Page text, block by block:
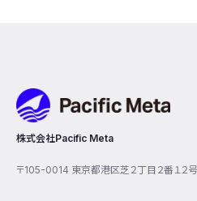
株式会社Pacific Meta
〒105-0014 東京都港区芝２丁目２番１２